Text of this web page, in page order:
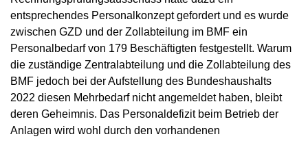
entsprechendes Personalkonzept gefordert und es wurde
zwischen GZD und der Zollabteilung im BMF ein
Personalbedarf von 179 Beschäftigten festgestellt. Warum
die zuständige Zentralabteilung und die Zollabteilung des
BMF jedoch bei der Aufstellung des Bundeshaushalts
2022 diesen Mehrbedarf nicht angemeldet haben, bleibt
deren Geheimnis. Das Personaldefizit beim Betrieb der
Anlagen wird wohl durch den vorhandenen